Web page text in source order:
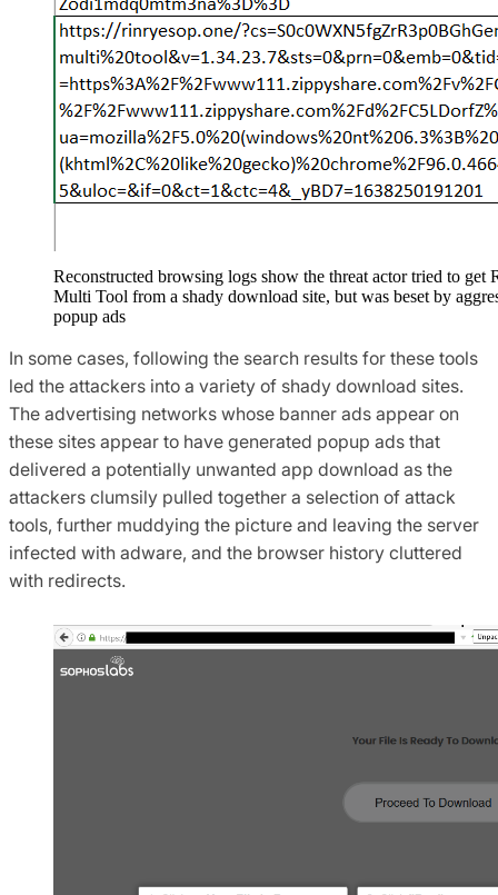
Reconstructed browsing logs show the threat actor tried to get
Multi Tool from a shady download site, but was beset by
popup ads
In some cases, following the search results for these tools
led the attackers into a variety of shady download sites.
The advertising networks whose banner ads appear on
these sites appear to have generated popup ads that
delivered a potentially unwanted app download as the
attackers clumsily pulled together a selection of attack
tools, further muddying the picture and leaving the server
infected with adware, and the browser history cluttered
with redirects.